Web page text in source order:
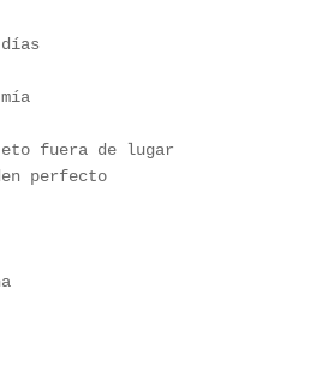
fuera de lugar
perfecto